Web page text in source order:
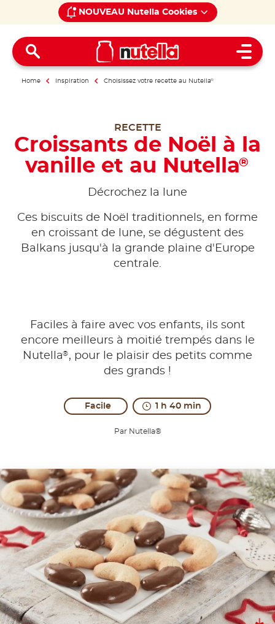
NOUVEAU Nutella Cookies
Open
Home Inspiration Choisissez votre recette au Nutella®
RECETTE
Croissants de Noël à la
vanille et au Nutella®
Décrochez la lune
Ces biscuits de Noël traditionnels, en forme
en croissant de lune, se dégustent des
Balkans jusqu'à la grande plaine d'Europe
centrale.
Faciles à faire avec vos enfants, ils sont
encore meilleurs à moitié trempés dans le
Nutella®, pour le plaisir des petits comme
des grands !
Facile 1 h 40 min
Par Nutella®